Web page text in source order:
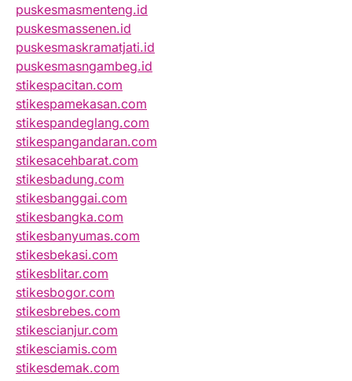
puskesmasmenteng.id
puskesmassenen.id
puskesmaskramatjati.id
puskesmasngambeg.id
stikespacitan.com
stikespamekasan.com
stikespandeglang.com
stikespangandaran.com
stikesacehbarat.com
stikesbadung.com
stikesbanggai.com
stikesbangka.com
stikesbanyumas.com
stikesbekasi.com
stikesblitar.com
stikesbogor.com
stikesbrebes.com
stikescianjur.com
stikesciamis.com
stikesdemak.com